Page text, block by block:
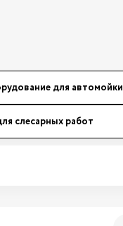
для автомойки
слесарных работ